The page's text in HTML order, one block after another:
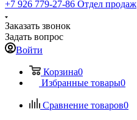
‪+7 926 779-27-86‬ Отдел продаж
Заказать звонок
Задать вопрос
Войти
Корзина0
Избранные товары0
Сравнение товаров0